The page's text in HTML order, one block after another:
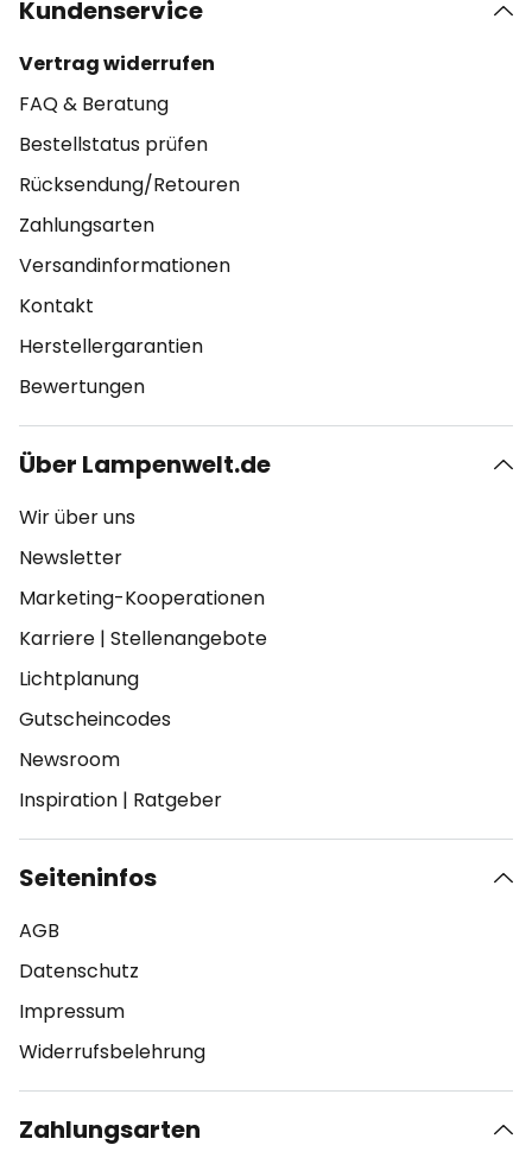
Kundenservice
Vertrag widerrufen
FAQ & Beratung
Bestellstatus prüfen
Rücksendung/Retouren
Zahlungsarten
Versandinformationen
Kontakt
Herstellergarantien
Bewertungen
Über Lampenwelt.de
Wir über uns
Newsletter
Marketing-Kooperationen
Karriere | Stellenangebote
Lichtplanung
Gutscheincodes
Newsroom
Inspiration | Ratgeber
Seiteninfos
AGB
Datenschutz
Impressum
Widerrufsbelehrung
Zahlungsarten